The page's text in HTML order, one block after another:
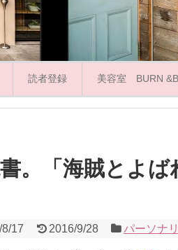
読者登録 美容室 BURN
。「海賊とよば
17 2016/9/28 パーソナ